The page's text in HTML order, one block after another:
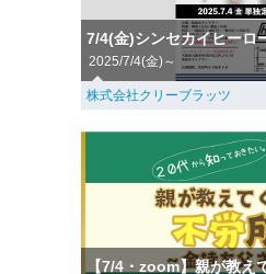
7/4(金)シンセカイヒーロ
2025/7/4(金)～
株式会社クリーブラッツ
【7/4・zoom】親が教え